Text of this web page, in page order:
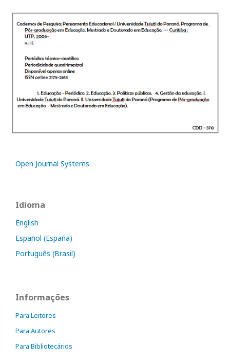
Open Journal Systems
Idioma
English
Español (España)
Português (Brasil)
Informações
Para Leitores
Para Autores
Para Bibliotecários